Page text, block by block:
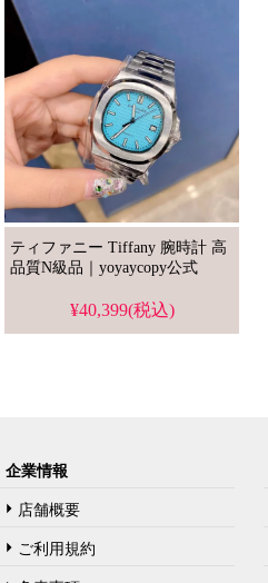
ティファニー Tiffany 腕時計 高
品質N級品｜yoyaycopy公式
¥40,399(税込)
企業情報
店舗概要
ご利用規約